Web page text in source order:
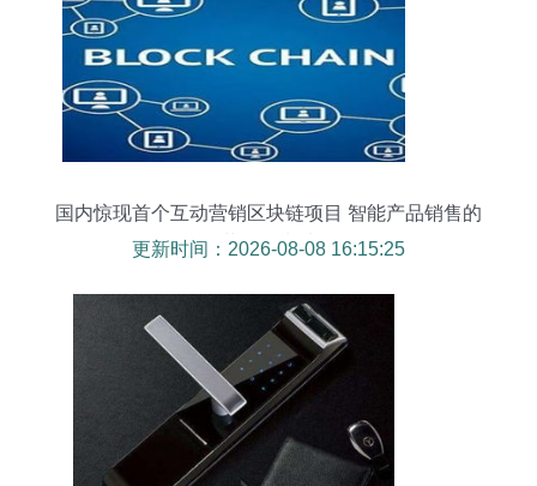
国内惊现首个互动营销区块链项目 智能产品销售的
革命性尝试
更新时间：2026-08-08 16:15:25